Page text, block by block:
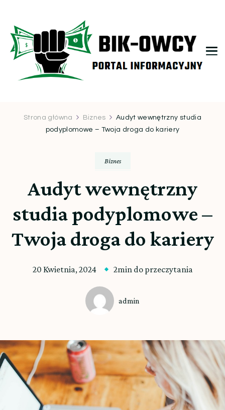
Strona główna Biznes
Audyt wewnętrzny studia
podyplomowe – Twoja droga do kariery
Biznes
Audyt wewnętrzny
studia podyplomowe –
Twoja droga do kariery
20 Kwietnia, 2024 2min do przeczytania
admin